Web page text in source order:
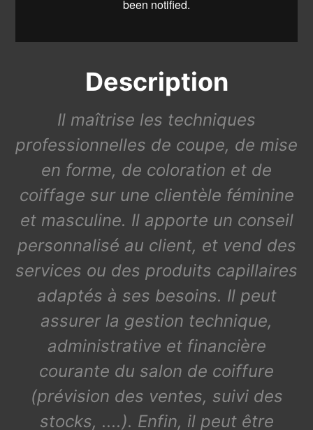
Description
Il maîtrise les techniques
professionnelles de coupe, de mise
en forme, de coloration et de
coiffage sur une clientèle féminine
et masculine. Il apporte un conseil
personnalisé au client, et vend des
services ou des produits capillaires
adaptés à ses besoins. Il peut
assurer la gestion technique,
administrative et financière
courante du salon de coiffure
(prévision des ventes, suivi des
stocks, ....). Enfin, il peut être